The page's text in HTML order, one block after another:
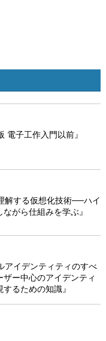
電子工作入門以前』
解する仮想化技術─⁠─ハイ
がら仕組みを学ぶ』
アイデンティティのすべ
ー中心のアイデンティ
るための知識』